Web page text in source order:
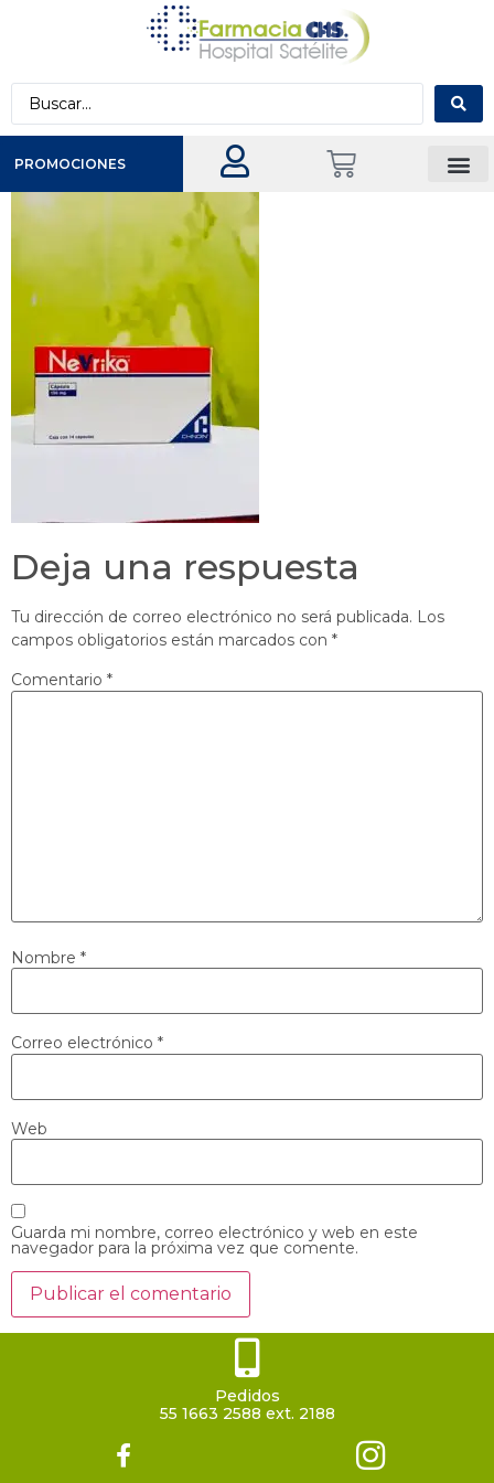
PROMOCIONES
Deja una respuesta
Tu dirección de correo electrónico no será publicada. Los
campos obligatorios están marcados con *
Comentario *
Nombre *
Correo electrónico *
Web
Guarda mi nombre, correo electrónico y web en este
navegador para la próxima vez que comente.
Pedidos
55 1663 2588 ext. 2188